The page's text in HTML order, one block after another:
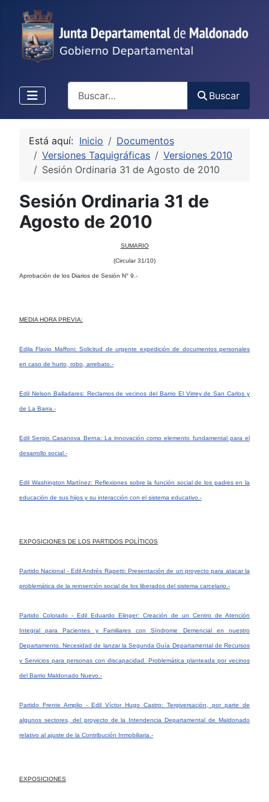
Buscar
Está aquí: Inicio
Documentos
Versiones Taquigráficas
Versiones 2010
Sesión Ordinaria 31 de Agosto de 2010
Sesión Ordinaria 31 de
Agosto de 2010
SUMARIO
(Circular 31/10)
Aprobación de los Diarios de Sesión N° 9.-
MEDIA HORA PREVIA:
Edila Flavio Maffoni: Solicitud de urgente expedición de documentos personales
en caso de hurto, robo, arrebato.-
Edil Nelson Balladares: Reclamos de vecinos del Barrio El Virrey de San Carlos y
de La Barra.-
Edil Sergio Casanova Berna: La innovación como elemento fundamental para el
desarrollo social.-
Edil Washington Martínez: Reflexiones sobre la función social de los padres en la
educación de sus hijos y su interacción con el sistema educativo.-
EXPOSICIONES DE LOS PARTIDOS POLÍTICOS
Partido Nacional - Edil Andrés Rapetti: Presentación de un proyecto para atacar la
problemática de la reinserción social de los liberados del sistema carcelario.-
Partido Colorado - Edil Eduardo Elinger: Creación de un Centro de Atención
Integral para Pacientes y Familiares con Síndrome Demencial en nuestro
Departamento. Necesidad de lanzar la Segunda Guía Departamental de Recursos
y Servicios para personas con discapacidad. Problemática planteada por vecinos
del Barrio Maldonado Nuevo.-
Partido Frente Amplio - Edil Víctor Hugo Castro: Tergiversación, por parte de
algunos sectores, del proyecto de la Intendencia Departamental de Maldonado
relativo al ajuste de la Contribución Inmobiliaria.-
EXPOSICIONES